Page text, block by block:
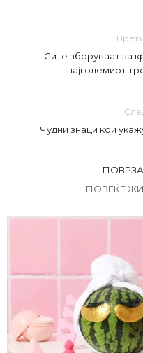
Сите зборуваат за
најголемиот
Чудни знаци кои
ПОВЕЌЕ